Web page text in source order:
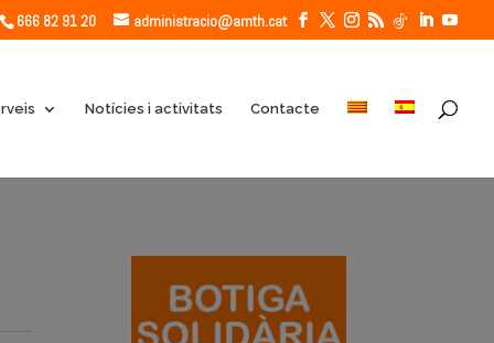
666 82 91 20 administracio@amth.cat
Notícies i activitats Contacte